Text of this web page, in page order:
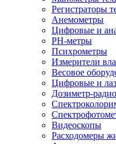
Регистраторы
Анемометры
Цифровые и
PH-метры
Психрометры
Измерители
Весовое
Цифровые и
Дозиметр-
Видеоскопы
Расходомеры